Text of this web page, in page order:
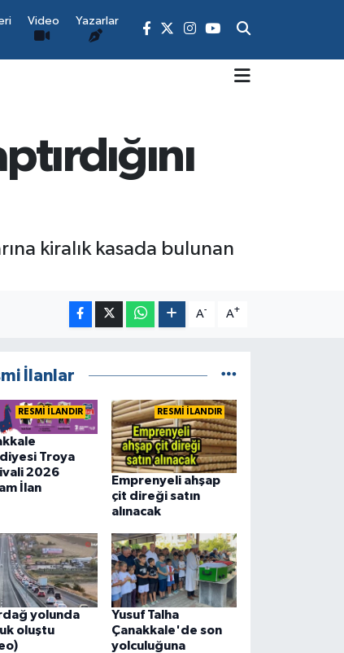
Video Yazarlar
kiralık kasada bulunan
A- A+
İlanlar
RESMİ İLANDIR
Troya
2026
İlan
RESMİ İLANDIR
Emprenyeli ahşap
çit direği satın
alınacak
yolunda
oluştu
Yusuf Talha
Çanakkale'de son
yolculuğuna